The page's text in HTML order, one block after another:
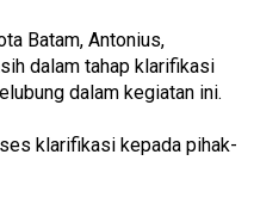
Batam, Antonius,
dalam tahap klarifikasi
dalam kegiatan ini.
klarifikasi kepada pihak-